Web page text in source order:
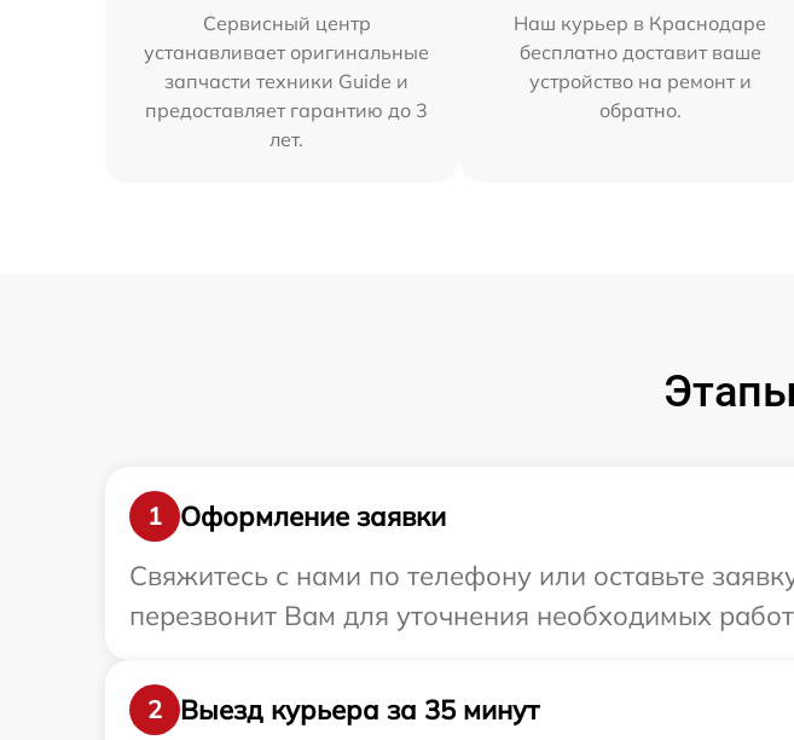
Сервисный центр
устанавливает оригинальные
запчасти техники Guide и
предоставляет гарантию до 3
лет.
Наш курьер в Краснодаре
бесплатно доставит ваше
устройство на ремонт и
обратно.
1
Оформление заявки
Свяжитесь с нами по телефону или оставьте
перезвонит Вам для уточнения необходимых
2
Выезд курьера за 35 минут